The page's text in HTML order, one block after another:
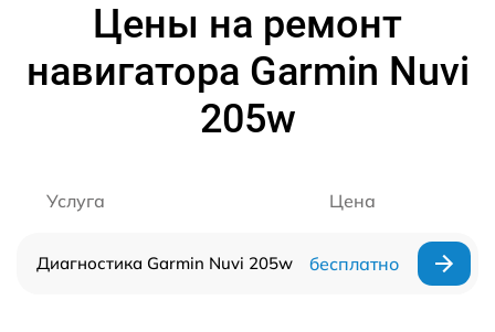
Цены на ремонт
навигатора Garmin Nuvi
205w
Услуга Цена
Диагностика Garmin Nuvi 205w бесплатно